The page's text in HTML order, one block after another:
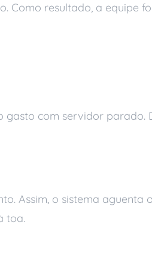
Como resultado, a equipe
gasto com servidor
Assim, o sistema aguenta
toa.